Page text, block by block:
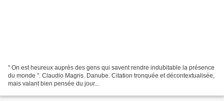
" On est heureux auprès des gens qui savent rendre indubitable la présence
du monde ". Claudio Magris. Danube. Citation tronquée et décontextualisée,
mais valant bien pensée du jour...